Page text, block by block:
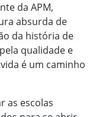
da APM,
absurda de
da história de
qualidade e
é um caminho
as escolas